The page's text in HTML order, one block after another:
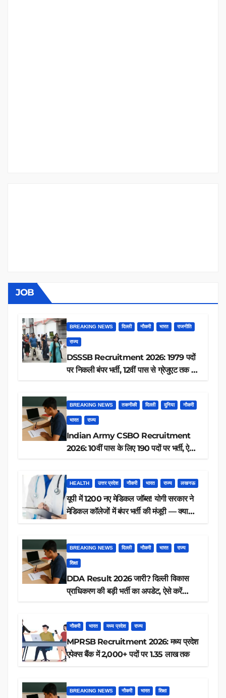
JOB
BREAKING NEWS दिल्ली नौकरी भारत राजनीति
राज्य
DSSSB Recruitment 2026: 1979 पदों
पर निकली बंपर भर्ती, 12वीं पास से ग्रेजुएट तक करें
BREAKING NEWS तकनीकी दिल्ली दुनिया नौकरी
भारत राज्य
Indian Army CSBO Recruitment
2026: 10वीं पास के लिए 190 पदों पर भर्ती, ऐसे
HEALTH उत्तर प्रदेश नौकरी भारत राज्य लखनऊ
यूपी में 1200 नए मेडिकल जॉब्स! योगी सरकार ने
मेडिकल कॉलेजों में बंपर भर्ती की मंजूरी — क्या
BREAKING NEWS दिल्ली नौकरी भारत राज्य
शिक्षा
DDA Result 2026 जारी? दिल्ली विकास
प्राधिकरण की बड़ी भर्ती का अपडेट, ऐसे करें
नौकरी भारत मध्य प्रदेश राज्य
MPRSB Recruitment 2026: मध्य प्रदेश
एपेक्स बैंक में 2,000+ पदों पर 1.35 लाख तक
BREAKING NEWS नौकरी भारत शिक्षा